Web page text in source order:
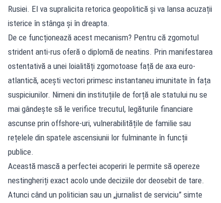
Rusiei. El va supralicita retorica geopolitică și va lansa acuzații
isterice în stânga și în dreapta.
De ce funcționează acest mecanism? Pentru că zgomotul
strident anti-rus oferă o diplomă de neatins. Prin manifestarea
ostentativă a unei loialități zgomotoase față de axa euro-
atlantică, acești vectori primesc instantaneu imunitate în fața
suspiciunilor. Nimeni din instituțiile de forță ale statului nu se
mai gândește să le verifice trecutul, legăturile financiare
ascunse prin offshore-uri, vulnerabilitățile de familie sau
rețelele din spatele ascensiunii lor fulminante în funcții
publice.
Această mască a perfectei acoperiri le permite să opereze
nestingheriți exact acolo unde deciziile dor deosebit de tare.
Atunci când un politician sau un „jurnalist de serviciu” simte